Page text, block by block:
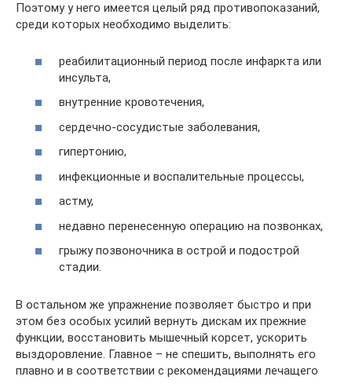
Поэтому у него имеется целый ряд противопоказаний,
среди которых необходимо выделить:
реабилитационный период после инфаркта или
инсульта,
внутренние кровотечения,
сердечно-сосудистые заболевания,
гипертонию,
инфекционные и воспалительные процессы,
астму,
недавно перенесенную операцию на позвонках,
грыжу позвоночника в острой и подострой
стадии.
В остальном же упражнение позволяет быстро и при
этом без особых усилий вернуть дискам их прежние
функции, восстановить мышечный корсет, ускорить
выздоровление. Главное – не спешить, выполнять его
плавно и в соответствии с рекомендациями лечащего